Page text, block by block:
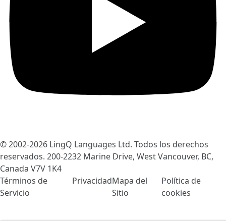
© 2002-2026 LingQ Languages Ltd. Todos los derechos
reservados. 200-2232 Marine Drive, West Vancouver, BC,
Canada V7V 1K4
Términos de
Servicio
PrivacidadMapa del
Sitio
Política de
cookies